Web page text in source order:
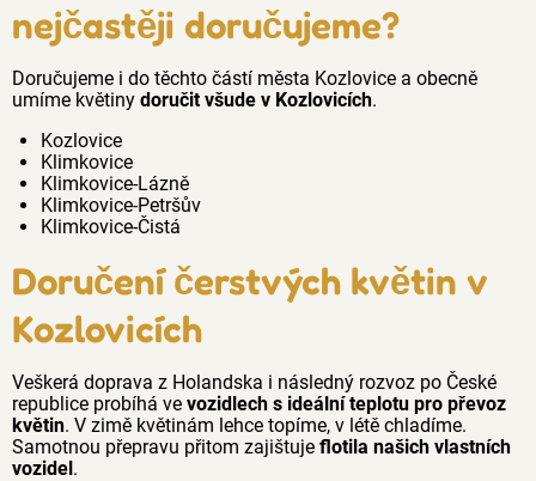
nejčastěji doručujeme?
Doručujeme i do těchto částí města Kozlovice a obecně
umíme květiny doručit všude v Kozlovicích.
Kozlovice
Klimkovice
Klimkovice-Lázně
Klimkovice-Petršův
Klimkovice-Čistá
Doručení čerstvých květin v
Kozlovicích
Veškerá doprava z Holandska i následný rozvoz po České
republice probíhá ve vozidlech s ideální teplotu pro převoz
květin. V zimě květinám lehce topíme, v létě chladíme.
Samotnou přepravu přitom zajištuje flotila našich vlastních
vozidel.